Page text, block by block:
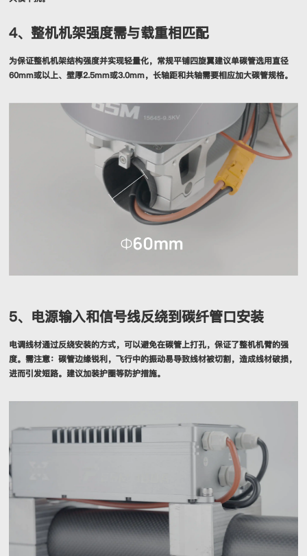
4、整机机架强度需与载重相匹配
为保证整机机架结构强度并实现轻量化，常规平铺四旋翼建议单碳管选用直径
60mm或以上、壁厚2.5mm或3.0mm，长轴距和共轴需要相应加大碳管规格。
5、电源输入和信号线反绕到碳纤管口安装
电调线材通过反绕安装的方式，可以避免在碳管上打孔，保证了整机机臂的强
度。需注意：碳管边缘锐利，飞行中的振动易导致线材被切割，造成线材破损，
进而引发短路。建议加装护圈等防护措施。